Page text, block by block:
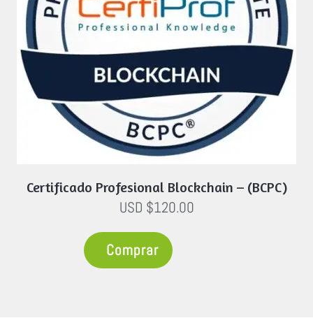
Certificado Profesional Blockchain – (BCPC)
USD $120.00
Comprar